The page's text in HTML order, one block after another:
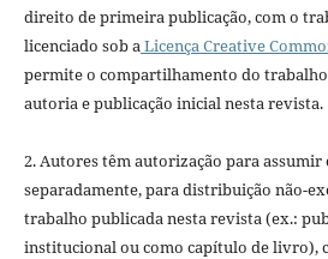
direito de primeira publicação, com o
licenciado sob aLicença Creative
permite o compartilhamento do
autoria e publicação inicial nesta revista.
2. Autores têm autorização para
separadamente, para distribuição não-
trabalho publicada nesta revista (ex.:
institucional ou como capítulo de livro),